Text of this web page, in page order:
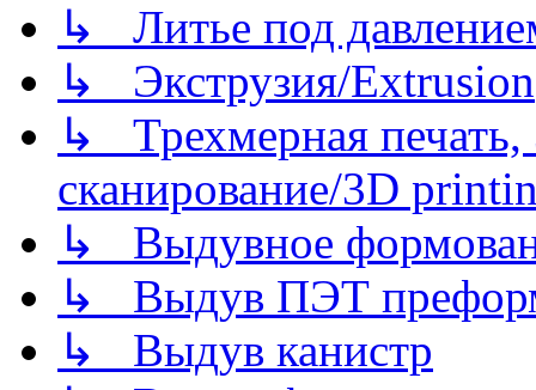
↳ Литье под
↳ Экструзия/Extrusion
↳ Трехмерная
сканирование/3D
↳ Выдувное
↳ Выдув ПЭТ
↳ Выдув канистр